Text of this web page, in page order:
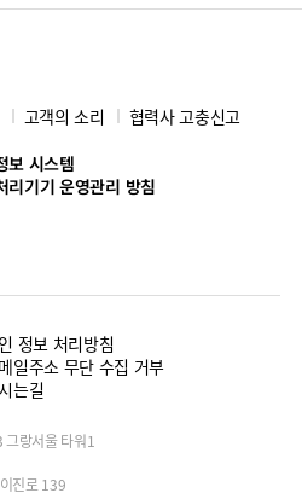
고객의 소리
협력사 고충신고
보 시스템
리기기 운영관리 방침
정보 처리방침
일주소 무단 수집 거부
는길
그랑서울 타워1
진로 139